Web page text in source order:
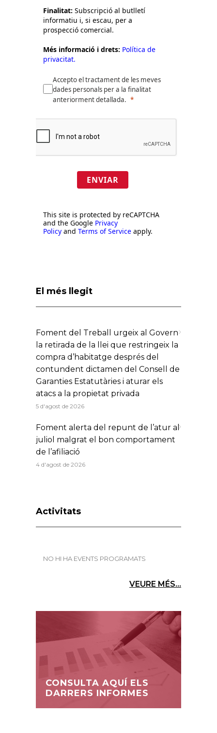
Finalitat: Subscripció al butlletí
informatiu i, si escau, per a
prospecció comercial.
Més informació i drets: Política de
privacitat.
Accepto el tractament de les meves
dades personals per a la finalitat
anteriorment detallada.
ENVIAR
This site is protected by reCAPTCHA
and the Google Privacy
Policy and Terms of Service apply.
El més llegit
Foment del Treball urgeix al Govern
la retirada de la llei que restringeix la
compra d’habitatge després del
contundent dictamen del Consell de
Garanties Estatutàries i aturar els
atacs a la propietat privada
5 d'agost de 2026
Foment alerta del repunt de l’atur al
juliol malgrat el bon comportament
de l’afiliació
4 d'agost de 2026
Activitats
NO HI HA EVENTS PROGRAMATS
VEURE MÉS...
CONSULTA AQUÍ ELS
DARRERS INFORMES